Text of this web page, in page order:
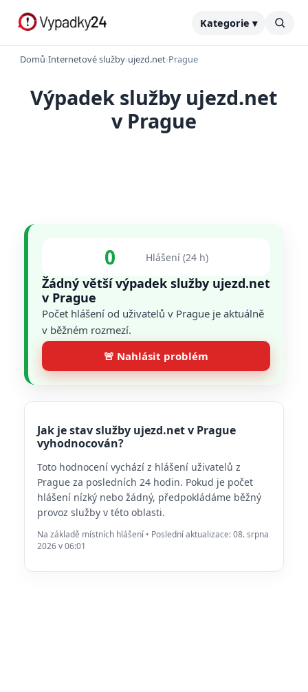
Kategorie ▾
Domů›Internetové služby›ujezd.net›Prague
Výpadek služby ujezd.net
v Prague
0 Hlášení (24 h)
Žádný větší výpadek služby ujezd.net
v Prague
Počet hlášení od uživatelů v Prague je aktuálně
v běžném rozmezí.
🚨 Nahlásit problém
Jak je stav služby ujezd.net v Prague
vyhodnocován?
Toto hodnocení vychází z hlášení uživatelů z
Prague za posledních 24 hodin. Pokud je počet
hlášení nízký nebo žádný, předpokládáme běžný
provoz služby v této oblasti.
Na základě místních hlášení • Poslední aktualizace: 08. srpna
2026 v 06:01